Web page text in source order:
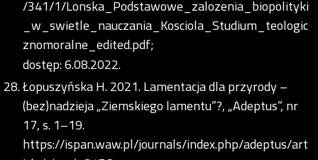
/341/1/Lonska_Podstawowe_zalozenia_biopolityki
_w_swietle_nauczania_Kosciola_Studium_teologic
znomoralne_edited.pdf;
dostęp: 6.08.2022.
Łopuszyńska H. 2021. Lamentacja dla przyrody –
(bez)nadzieja „Ziemskiego lamentu”?, „Adeptus”, nr
17, s. 1–19.
https://ispan.waw.pl/journals/index.php/adeptus/art